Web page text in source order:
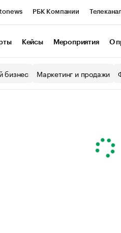
РБК Компании
Экономика Бизнес
Кейсы Мероприятия О
бизнес Маркетинг и продажи